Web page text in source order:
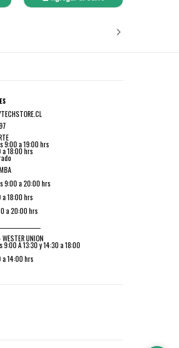
9:00 a 19:00 hrs
a 18:00 hrs
9:00 a 20:00 hrs
a 18:00 hrs
a 20:00 hrs
UNION
9:00 A 13:30 y 14:30 a 18:00
a 14:00 hrs